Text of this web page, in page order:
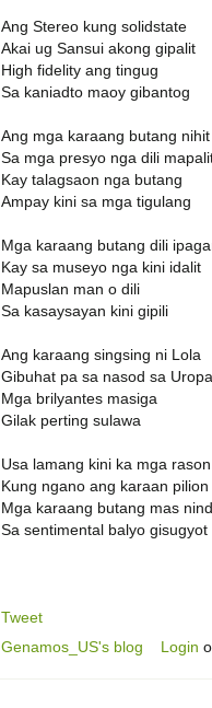
Ang Stereo kung solidstate
Akai ug Sansui akong gipalit
High fidelity ang tingug
Sa kaniadto maoy gibantog
Ang mga karaang butang nihit
Sa mga presyo nga dili
Kay talagsaon nga butang
Ampay kini sa mga tigulang
Mga karaang butang dili
Kay sa museyo nga kini idalit
Mapuslan man o dili
Sa kasaysayan kini gipili
Ang karaang singsing ni Lola
Gibuhat pa sa nasod sa Uropa
Mga brilyantes masiga
Gilak perting sulawa
Usa lamang kini ka mga rason
Kung ngano ang karaan pilion
Mga karaang butang mas
Sa sentimental balyo gisugyot
Tweet
Genamos_US's blog
Login